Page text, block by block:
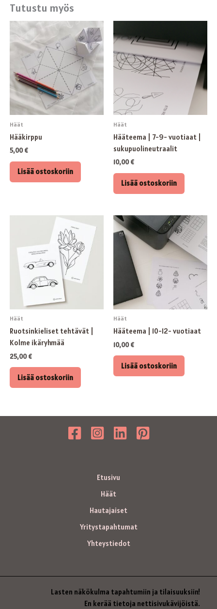
Tutustu myös
Häät
Hääkirppu
5,00€
Lisää ostoskoriin
Häät
Hääteema | 7-9- vuotiaat |
sukupuolineutraalit
10,00€
Lisää ostoskoriin
Häät
Ruotsinkieliset tehtävät |
Kolme ikäryhmää
25,00€
Lisää ostoskoriin
Häät
Hääteema | 10-12- vuotiaat
10,00€
Lisää ostoskoriin
Etusivu
Häät
Hautajaiset
Yritystapahtumat
Yhteystiedot
Lasten näkökulma tapahtumiin ja tilaisuuksiin!
En kerää tietoja nettisivukävijöistä.